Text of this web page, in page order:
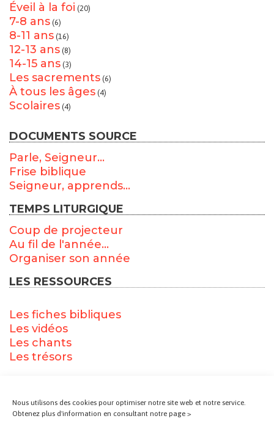
Nous utilisons des cookies pour optimiser notre site web et notre service.
Obtenez plus d'information en consultant notre page >
Éveil à la foi (20)
7-8 ans (6)
8-11 ans (16)
12-13 ans (8)
14-15 ans (3)
Les sacrements (6)
À tous les âges (4)
Scolaires (4)
DOCUMENTS SOURCE
Parle, Seigneur...
Frise biblique
Seigneur, apprends...
TEMPS LITURGIQUE
Coup de projecteur
Au fil de l'année...
Organiser son année
LES RESSOURCES
Les fiches bibliques
Les vidéos
Les chants
Les trésors
Accueil